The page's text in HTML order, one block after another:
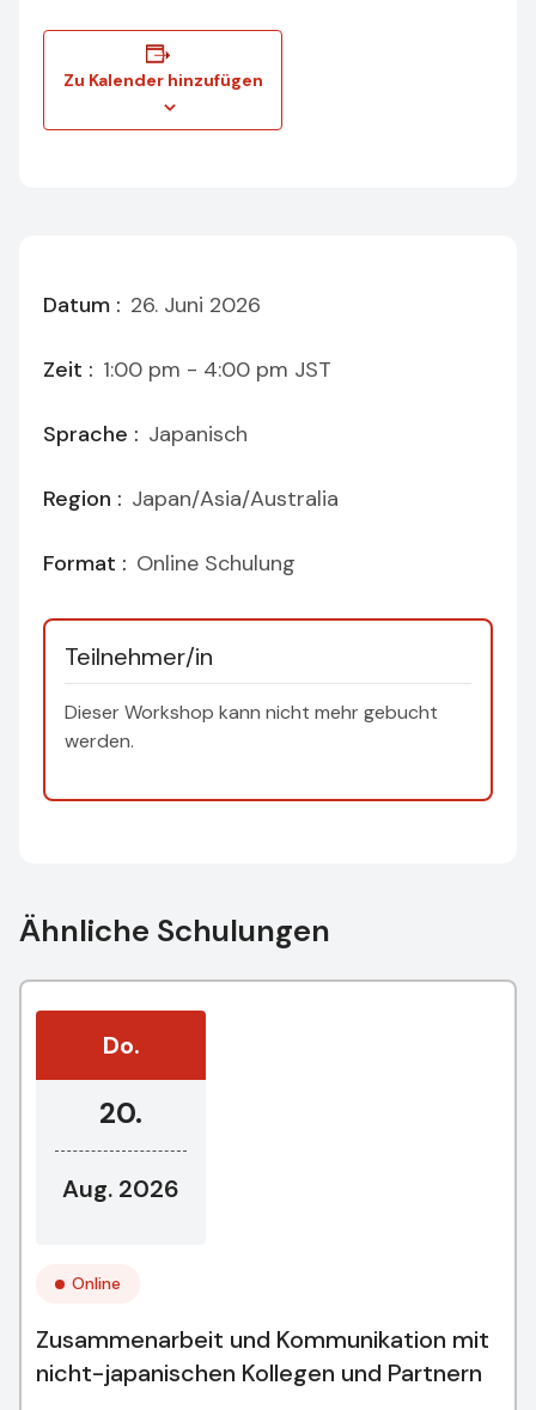
Zu Kalender hinzufügen
Datum : 26. Juni 2026
Zeit : 1:00 pm - 4:00 pm JST
Sprache : Japanisch
Region : Japan/Asia/Australia
Format : Online Schulung
Teilnehmer/in
Dieser Workshop kann nicht mehr gebucht
werden.
Ähnliche Schulungen
Do.
20.
Aug. 2026
Online
Zusammenarbeit und Kommunikation mit
nicht-japanischen Kollegen und Partnern